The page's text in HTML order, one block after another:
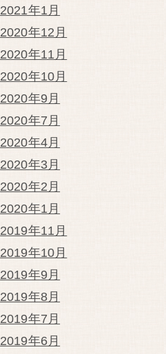
2021年1月
2020年12月
2020年11月
2020年10月
2020年9月
2020年7月
2020年4月
2020年3月
2020年2月
2020年1月
2019年11月
2019年10月
2019年9月
2019年8月
2019年7月
2019年6月